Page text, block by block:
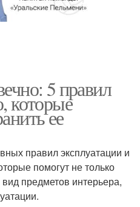
5 правил
которые
ее
правил эксплуатации и
помогут не только
предметов интерьера,